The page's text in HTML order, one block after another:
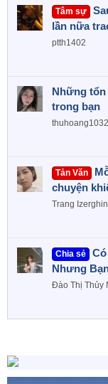
Tâm sự
lần nữa
ptth1402
Những
trong bạn
Tản Văn
chuyện
Trang Izerghin
Chia sẻ
Nhưng
Đào Thị Thủy